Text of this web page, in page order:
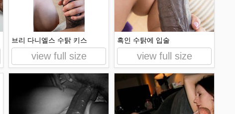
브리 다니엘스 수탉 키스
view full size
흑인 수탉에 입술
view full size